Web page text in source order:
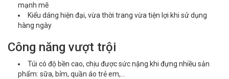
mạnh mẽ
Kiểu dáng hiện đại, vừa thời trang vừa tiện lợi khi sử dụng
hàng ngày
Công năng vượt trội
Túi có độ bền cao, chịu được sức nặng khi đựng nhiều sản
phẩm: sữa, bỉm, quần áo trẻ em,…